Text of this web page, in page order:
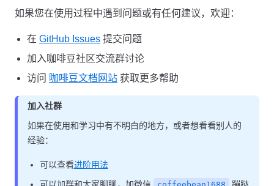
如果您在使用过程中遇到问题或有任何建议，欢迎：
在 GitHub Issues 提交问题
加入咖啡豆社区交流群讨论
访问 咖啡豆文档网站 获取更多帮助
加入社群
如果在使用和学习中有不明白的地方，或者想看看别人的
经验：
可以查看进阶用法